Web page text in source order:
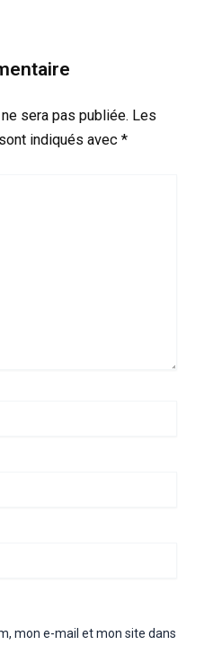
sera pas publiée. Les
indiqués avec *
mon e-mail et mon site dans